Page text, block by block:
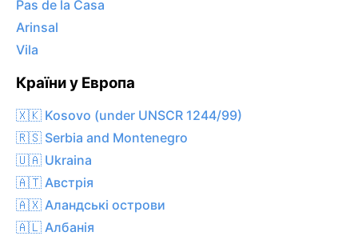
Pas de la Casa
Arinsal
Vila
Країни у Европа
🇽🇰 Kosovo (under UNSCR 1244/99)
🇷🇸 Serbia and Montenegro
🇺🇦 Ukraina
🇦🇹 Австрія
🇦🇽 Аландські острови
🇦🇱 Албанія